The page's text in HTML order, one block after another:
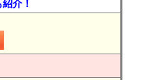
介！